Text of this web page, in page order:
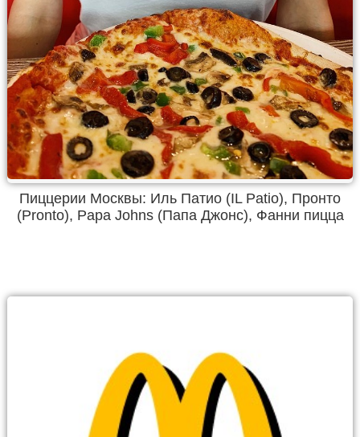
Пиццерии Москвы: Иль Патио (IL Patio), Пронто
(Pronto), Papa Johns (Папа Джонс), Фанни пицца